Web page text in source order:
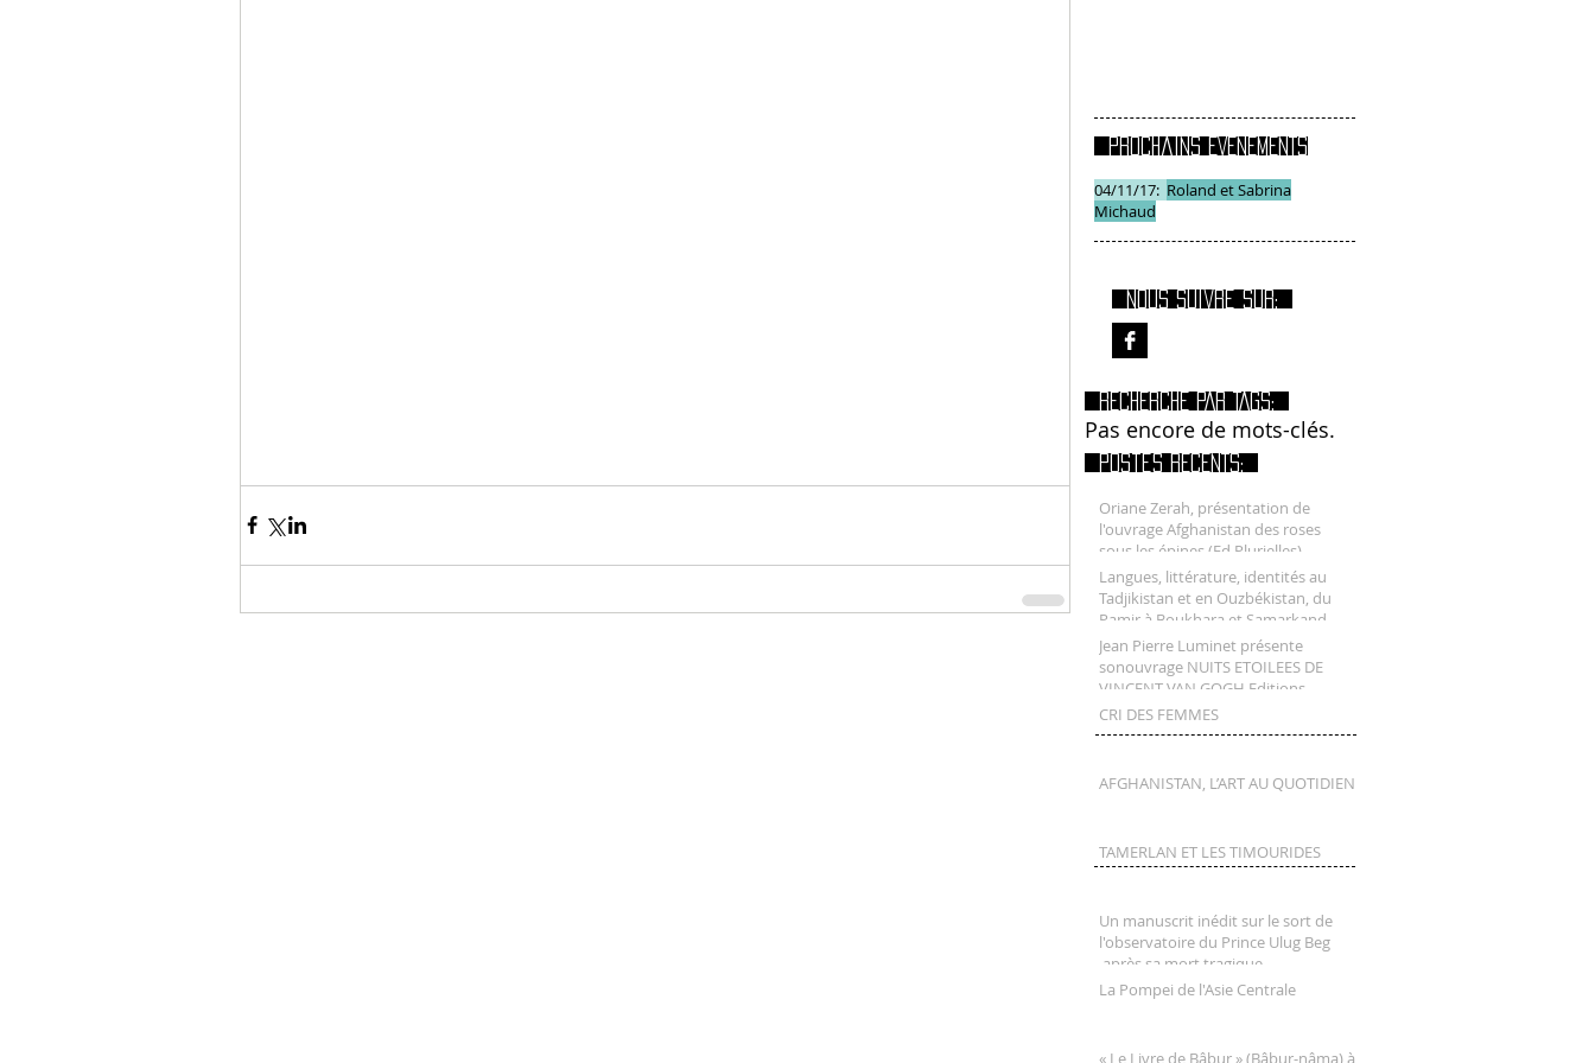
Prochains EVENEMENTS
04/11/17: Roland et Sabrina
Michaud
Nous suivre sur:
RECHERCHE PAR TAGS:
Pas encore de mots-clés.
Postes RECENTS:
Oriane Zerah, présentation de
l'ouvrage Afghanistan des roses
sous les épines (Ed Plurielles)
Langues, littérature, identités au
Tadjikistan et en Ouzbékistan, du
Pamir à Boukhara et Samarkand
Jean Pierre Luminet présente
sonouvrage NUITS ETOILEES DE
VINCENT VAN GOGH Editions
Seghers
CRI DES FEMMES
AFGHANISTAN, L’ART AU QUOTIDIEN
TAMERLAN ET LES TIMOURIDES
Un manuscrit inédit sur le sort de
l'observatoire du Prince Ulug Beg
après sa mort tragique
La Pompei de l'Asie Centrale
« Le Livre de Bâbur » (Bâbur-nâma) à